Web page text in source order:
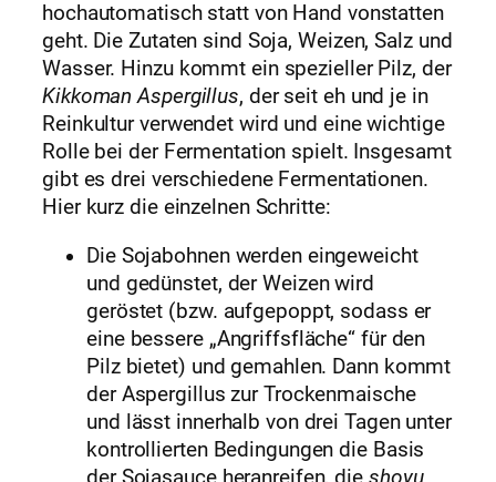
hochautomatisch statt von Hand vonstatten
geht. Die Zutaten sind Soja, Weizen, Salz und
Wasser. Hinzu kommt ein spezieller Pilz, der
Kikkoman Aspergillus, der seit eh und je in
Reinkultur verwendet wird und eine wichtige
Rolle bei der Fermentation spielt. Insgesamt
gibt es drei verschiedene Fermentationen.
Hier kurz die einzelnen Schritte:
Die Sojabohnen werden eingeweicht
und gedünstet, der Weizen wird
geröstet (bzw. aufgepoppt, sodass er
eine bessere „Angriffsfläche“ für den
Pilz bietet) und gemahlen. Dann kommt
der Aspergillus zur Trockenmaische
und lässt innerhalb von drei Tagen unter
kontrollierten Bedingungen die Basis
der Sojasauce heranreifen, die shoyu